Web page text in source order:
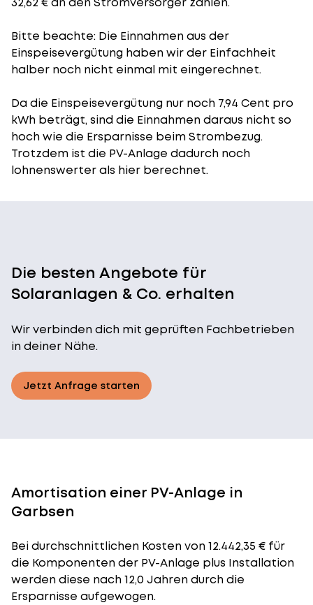
Bitte beachte: Die Einnahmen aus der
Einspeisevergütung haben wir der Einfachheit
halber noch nicht einmal mit eingerechnet.
Da die Einspeisevergütung nur noch 7,94 Cent pro
kWh beträgt, sind die Einnahmen daraus nicht so
hoch wie die Ersparnisse beim Strombezug.
Trotzdem ist die PV-Anlage dadurch noch
lohnenswerter als hier berechnet.
Die besten Angebote für
Solaranlagen & Co. erhalten
Wir verbinden dich mit geprüften Fachbetrieben
in deiner Nähe.
Jetzt Anfrage starten
Amortisation einer PV-Anlage in
Garbsen
Bei durchschnittlichen Kostenvon 12.442,35 € für
die Komponenten der PV-Anlage plus Installation
werden diese nach 12,0 Jahren durch die
Ersparnisse aufgewogen.